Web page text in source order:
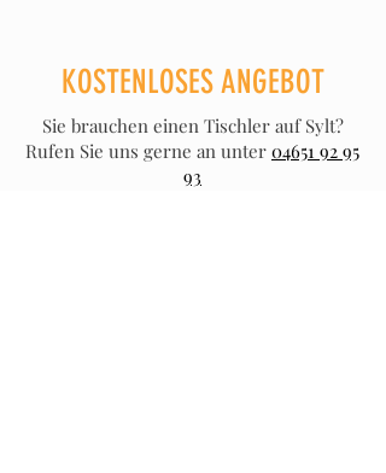
KOSTENLOSES ANGEBOT
Sie brauchen einen Tischler auf Sylt?
Rufen Sie uns gerne an unter 04651 92 95
93